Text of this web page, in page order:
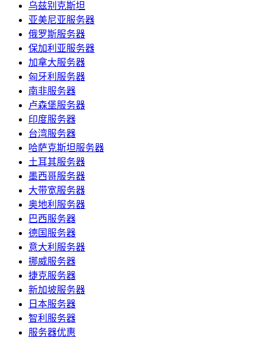
乌兹别克斯坦
亚美尼亚服务器
俄罗斯服务器
保加利亚服务器
加拿大服务器
匈牙利服务器
南非服务器
卢森堡服务器
印度服务器
台湾服务器
哈萨克斯坦服务器
土耳其服务器
墨西哥服务器
大带宽服务器
奥地利服务器
巴西服务器
德国服务器
意大利服务器
挪威服务器
捷克服务器
新加坡服务器
日本服务器
智利服务器
服务器优惠